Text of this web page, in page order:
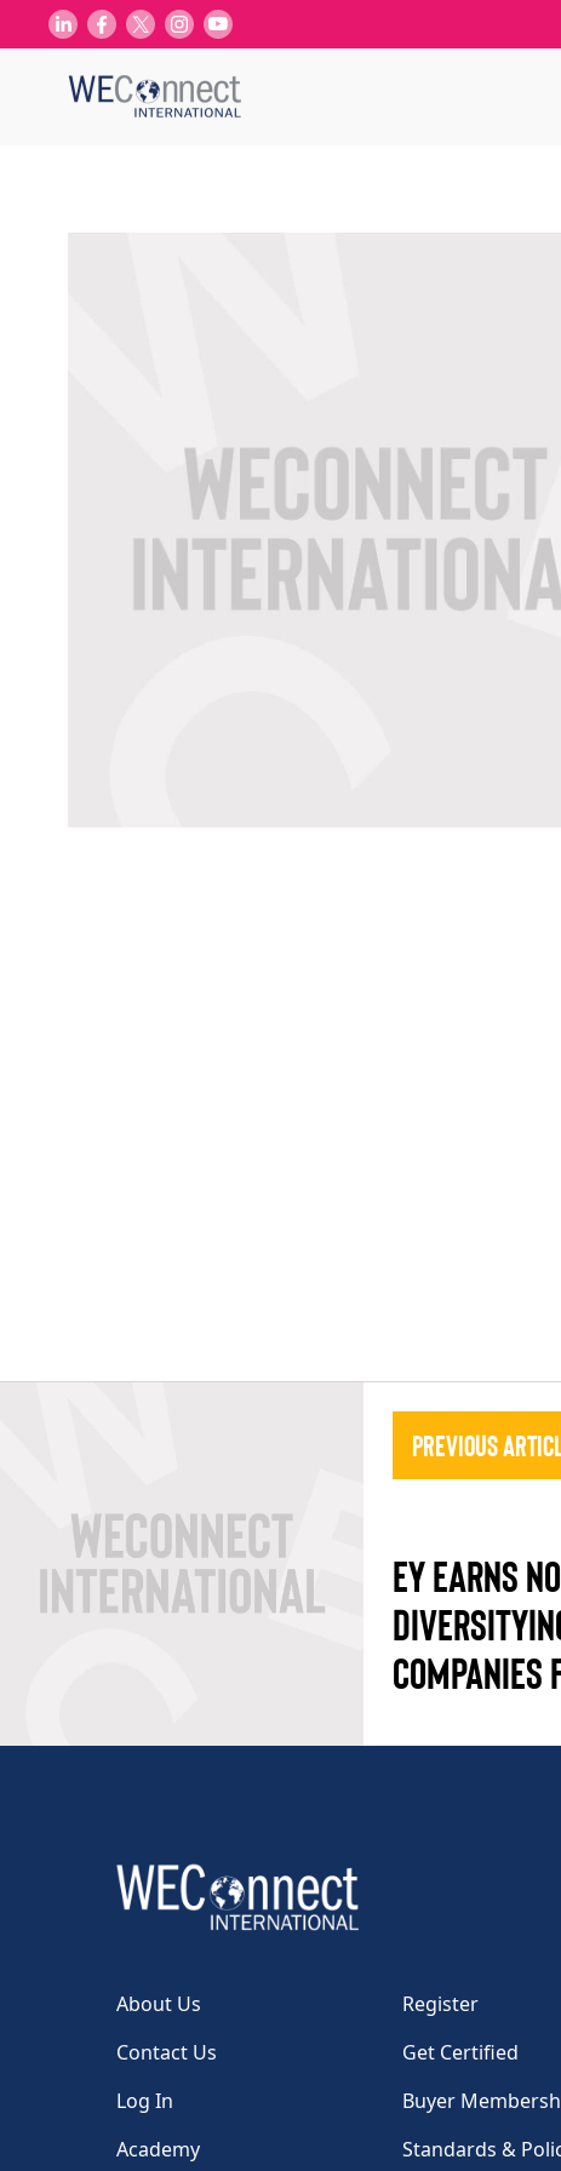
Previous
EY EARNS
COMPANIES
About Us Register
Contact Us
Get Certified
Log In
Buyer
Academy
Standards &